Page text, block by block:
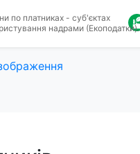
по платниках - суб'єктах
надрами (Екоподатки).